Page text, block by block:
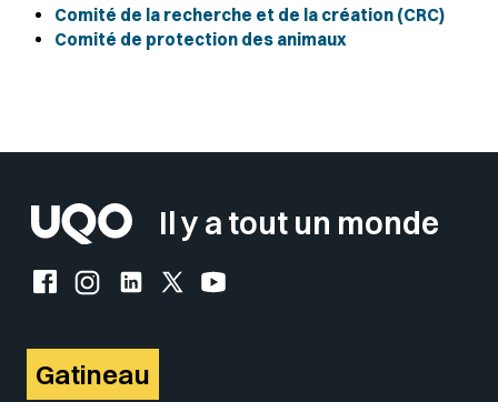
Comité de la recherche et de la création (CRC)
Comité de protection des animaux
Il y a tout un monde
Facebook de l'UQO
Instagram de l'UQO
LinkedIn de l'UQO
X (Twitter) de l'UQO
YouTube de l'UQO
Gatineau